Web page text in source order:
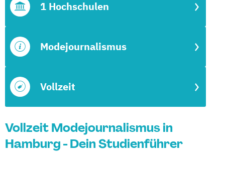
Vollzeit
Modejournalismus
1 Hochschulen
Vollzeit Modejournalismus in
Hamburg - Dein Studienführer